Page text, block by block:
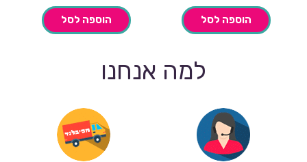
הוספה לסל הוספה לסל
למה אנחנו